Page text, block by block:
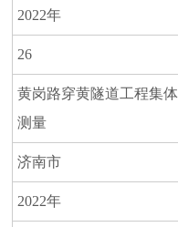
2022年
26
黄岗路穿黄隧道工程集
测量
济南市
2022年